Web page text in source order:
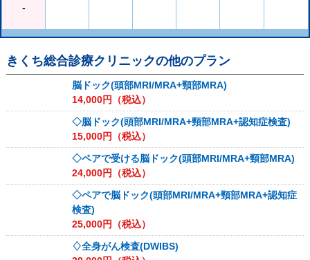
-
きくち総合診療クリニックの他のプラン
脳ドック(頭部MRI/MRA+頸部MRA)
14,000円（税込）
◇脳ドック(頭部MRI/MRA+頸部MRA+認知症検査)
15,000円（税込）
◇ペアで受ける脳ドック(頭部MRI/MRA+頸部MRA)
24,000円（税込）
◇ペアで脳ドック(頭部MRI/MRA+頸部MRA+認知症
検査)
25,000円（税込）
♢全身がん検査(DWIBS)